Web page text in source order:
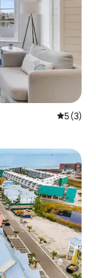
Średnia
5 (3)